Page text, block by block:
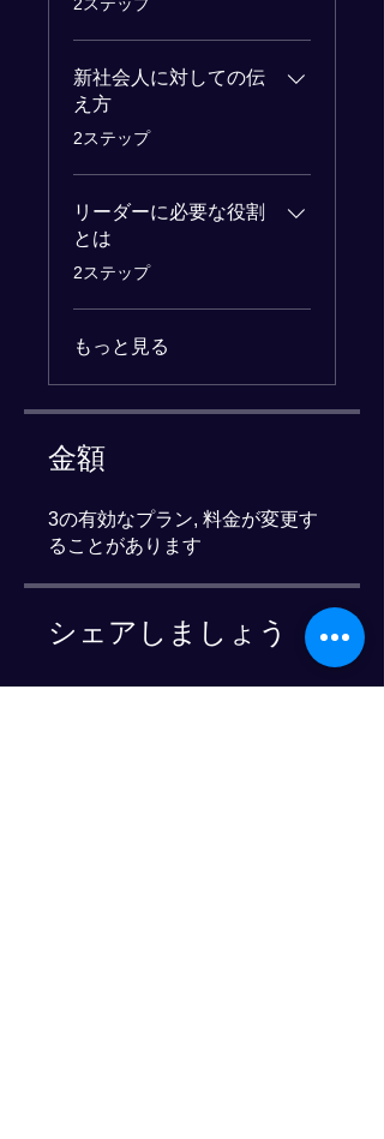
新社会人に対しての伝
え方
.2ステップ
リーダーに必要な役割
とは
.2ステップ
もっと見る
金額
3の有効なプラン, 料金が変更す
ることがあります
シェアしましょう